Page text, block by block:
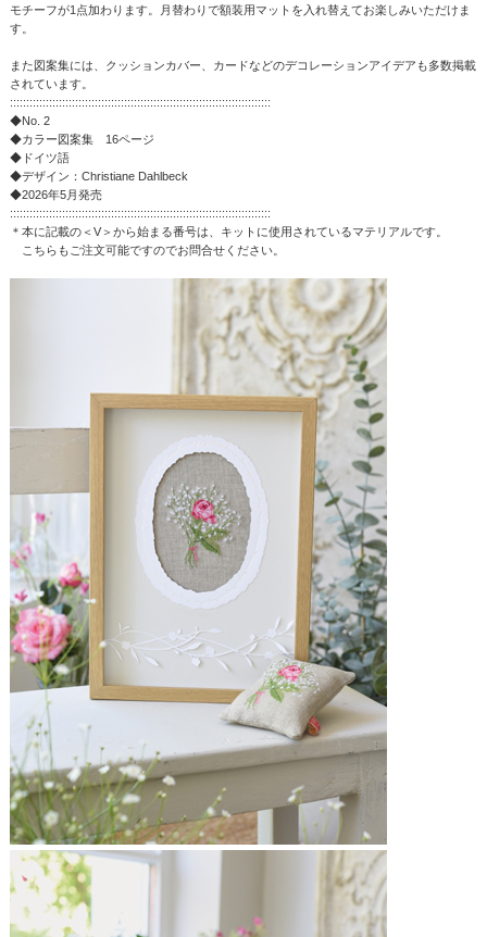
モチーフが1点加わります。月替わりで額装用マットを入れ替えてお楽しみいただけま
す。
また図案集には、クッションカバー、カードなどのデコレーションアイデアも多数掲載
されています。
::::::::::::::::::::::::::::::::::::::::::::::::::::::::::::::::::::::::::::::::
◆No. 2
◆カラー図案集 16ページ
◆ドイツ語
◆デザイン：Christiane Dahlbeck
◆2026年5月発売
::::::::::::::::::::::::::::::::::::::::::::::::::::::::::::::::::::::::::::::::
＊本に記載の＜V＞から始まる番号は、キットに使用されているマテリアルです。
こちらもご注文可能ですのでお問合せください。